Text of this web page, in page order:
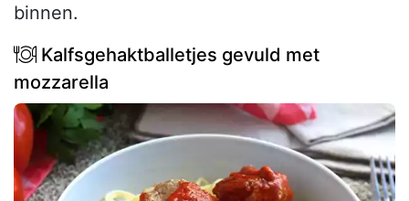
binnen.
Kalfsgehaktballetjes gevuld met
mozzarella